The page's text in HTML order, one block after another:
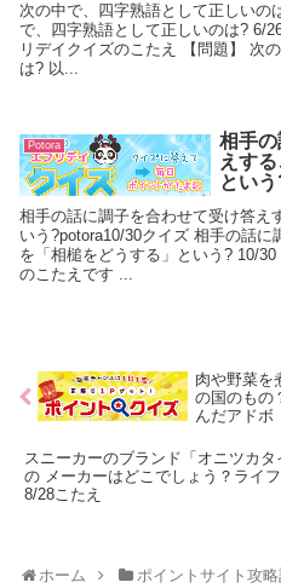
次の中で、四字熟語として正しいの
で、四字熟語として正しいのは? 6/
リデイクイズのこたえ 【問題】 次
は? 以...
Potora
相手
えす
とい
相手の話に調子を合わせて受け答え
いう?potora10/30クイズ 相手の話に
を「相槌をどうする」という? 10/
のこたえです ...
肉や野菜を
の国のもの
んだアドボ
スニーカーのブランド「オニツカタ
の メーカーはどこでしょう？ライ
8/28こたえ
ホーム ポイントサイト攻